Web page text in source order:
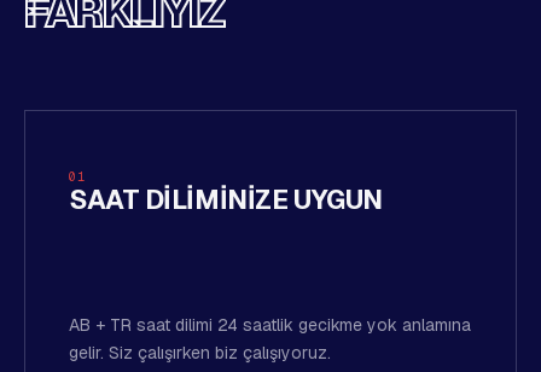
FARKLIYIZ
01
SAAT DILIMINIZE UYGUN
AB + TR saat dilimi 24 saatlik gecikme yok anlamına
gelir. Siz çalışırken biz çalışıyoruz.